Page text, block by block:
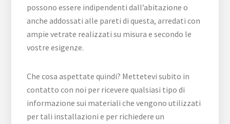
possono essere indipendenti dall’abitazione o
anche addossati alle pareti di questa, arredati con
ampie vetrate realizzati su misura e secondo le
vostre esigenze.
Che cosa aspettate quindi? Mettetevi subito in
contatto con noi per ricevere qualsiasi tipo di
informazione sui materiali che vengono utilizzati
per tali installazioni e per richiedere un